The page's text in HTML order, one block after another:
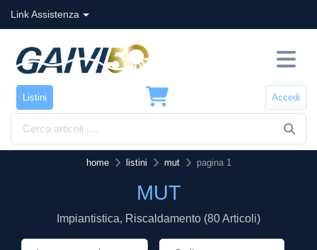
Link Assistenza
Listini Accedi
home listini mut pagina 1
MUT
Impiantistica, Riscaldamento (80 Articoli)